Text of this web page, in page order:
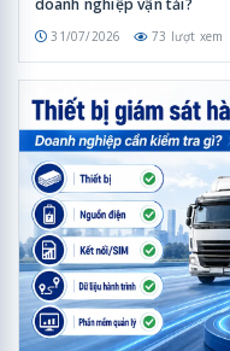
31/07/2026 73 lượt xem